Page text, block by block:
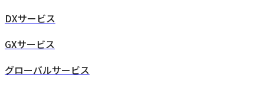
DXサービス
GXサービス
グローバルサービス